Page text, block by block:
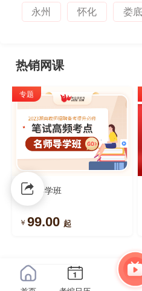
永州 怀化 娄底
热销网课
专题
学科导学班
￥ 99.00 起
页面有尽头